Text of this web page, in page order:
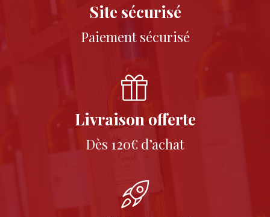
Site sécurisé
Paiement sécurisé
Livraison offerte
Dès 120€ d’achat